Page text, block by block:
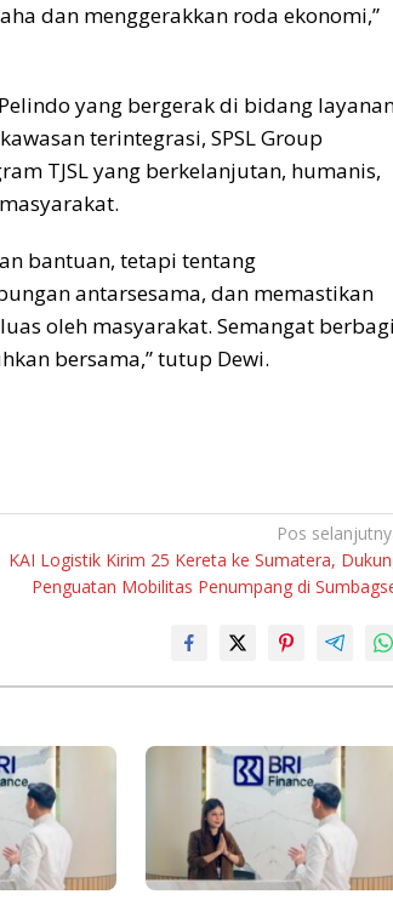
dan menggerakkan roda ekonomi,”
yang bergerak di bidang
terintegrasi, SPSL Group
TJSL yang berkelanjutan, humanis,
bantuan, tetapi tentang
antarsesama, dan memastikan
oleh masyarakat. Semangat berbagi
bersama,” tutup Dewi.
Pos
KAI Logistik Kirim 25 Kereta ke Sumatera,
Penguatan Mobilitas Penumpang di